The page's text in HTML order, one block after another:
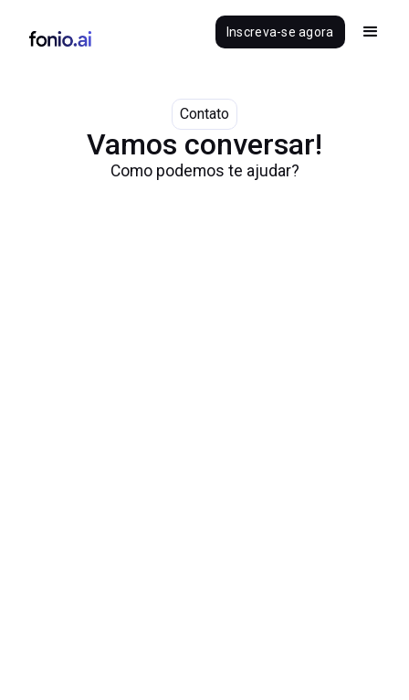
Inscreva-se agora
Contato
Vamos conversar!
Como podemos te ajudar?